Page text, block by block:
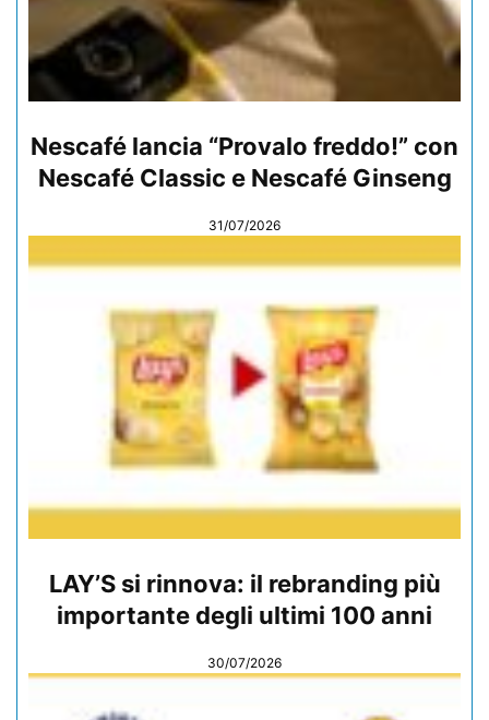
Nescafé lancia “Provalo freddo!” con
Nescafé Classic e Nescafé Ginseng
31/07/2026
LAY’S si rinnova: il rebranding più
importante degli ultimi 100 anni
30/07/2026